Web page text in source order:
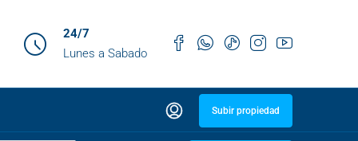
24/7
Lunes a Sabado
Subir propiedad